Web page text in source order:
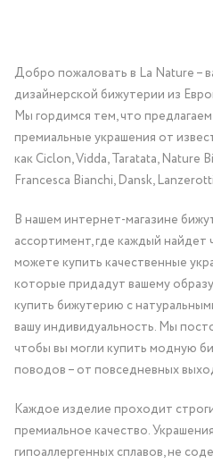
Добро пожаловать в La Nature –
дизайнерской бижутерии из
Мы гордимся тем, что
премиальные украшения от
как Ciclon, Vidda, Taratata, Nature
Francesca Bianchi, Dansk,
В нашем интернет-магазине
ассортимент, где каждый найдет
можете купить качественные
которые придадут вашему
купить бижутерию с
вашу индивидуальность. Мы
чтобы вы могли купить модную
поводов – от повседневных
Каждое изделие проходит
премиальное качество.
гипоаллергенных сплавов, не